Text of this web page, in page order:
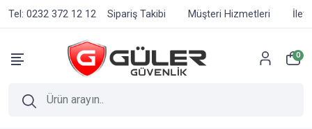
Tel: 0232 372 12 12 Sipariş Takibi Müşteri Hizmetleri
0